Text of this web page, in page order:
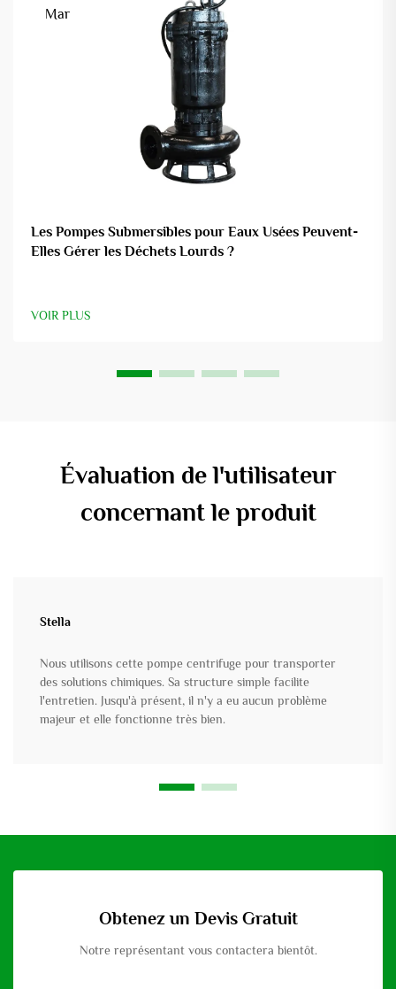
Mar
Les Pompes Submersibles pour Eaux Usées Peuvent-
Elles Gérer les Déchets Lourds ?
VOIR PLUS
Évaluation de l'utilisateur
concernant le produit
Stella
Nous utilisons cette pompe centrifuge pour transporter
des solutions chimiques. Sa structure simple facilite
l'entretien. Jusqu'à présent, il n'y a eu aucun problème
majeur et elle fonctionne très bien.
Obtenez un Devis Gratuit
Notre représentant vous contactera bientôt.